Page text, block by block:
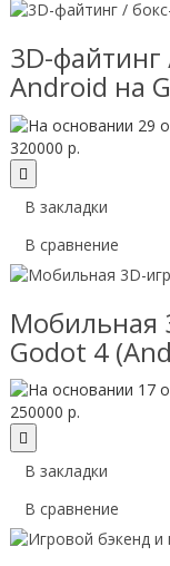
3D-файтинг
Android на
320000 р.
В закладки
В сравнение
Мобильная
Godot 4
250000 р.
В закладки
В сравнение